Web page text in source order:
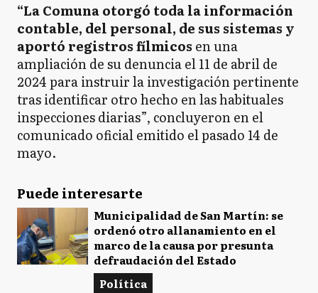
“La Comuna otorgó toda la información
contable, del personal, de sus sistemas y
aportó registros fílmicos en una
ampliación de su denuncia el 11 de abril de
2024 para instruir la investigación pertinente
tras identificar otro hecho en las habituales
inspecciones diarias”, concluyeron en el
comunicado oficial emitido el pasado 14 de
mayo.
Puede interesarte
Municipalidad de San Martín: se
ordenó otro allanamiento en el
marco de la causa por presunta
defraudación del Estado
Política